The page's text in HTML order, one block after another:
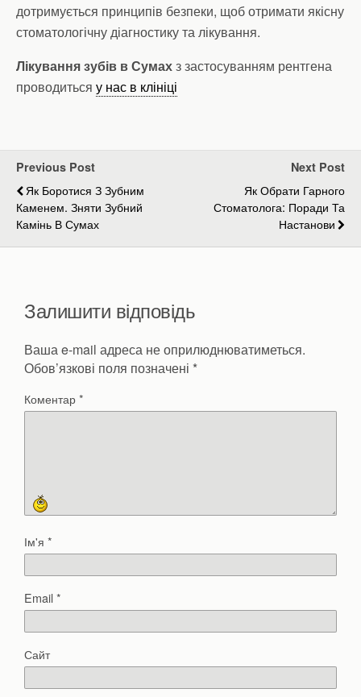
дотримується принципів безпеки, щоб отримати якісну
стоматологічну діагностику та лікування.
Лікування зубів в Сумахз застосуванням рентгена
проводиться у нас в клініці
Previous Post
Як Боротися З Зубним
Каменем. Зняти Зубний
Камінь В Сумах
Next Post
Як Обрати Гарного
Стоматолога: Поради Та
Настанови
Залишити відповідь
Ваша e-mail адреса не оприлюднюватиметься.
Обов’язкові поля позначені *
Коментар*
Ім'я *
Email*
Сайт